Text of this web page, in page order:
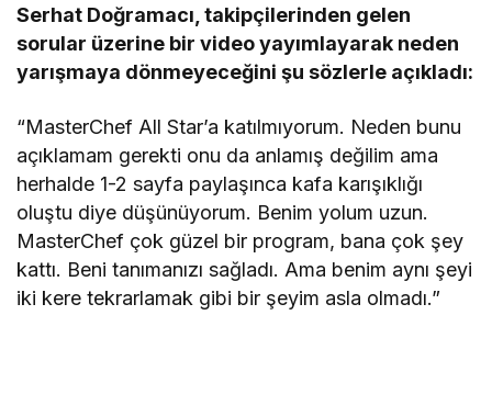
Serhat Doğramacı, takipçilerinden gelen
sorular üzerine bir video yayımlayarak neden
yarışmaya dönmeyeceğini şu sözlerle açıkladı:
“MasterChef All Star’a katılmıyorum. Neden bunu
açıklamam gerekti onu da anlamış değilim ama
herhalde 1-2 sayfa paylaşınca kafa karışıklığı
oluştu diye düşünüyorum. Benim yolum uzun.
MasterChef çok güzel bir program, bana çok şey
kattı. Beni tanımanızı sağladı. Ama benim aynı şeyi
iki kere tekrarlamak gibi bir şeyim asla olmadı.”